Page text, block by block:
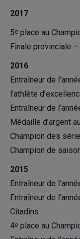
2017
5e place au
Finale provinciale
2016
Entraîneur de
l’athlète
Entraîneur de
Médaille d’argent
Champion des
Champion de
2015
Entraîneur de
Entraîneur de
Citadins
4e place au